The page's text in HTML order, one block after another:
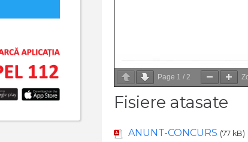
Page 1 / 2
Fisiere atasate
ANUNT-CONCURS (77 kB)